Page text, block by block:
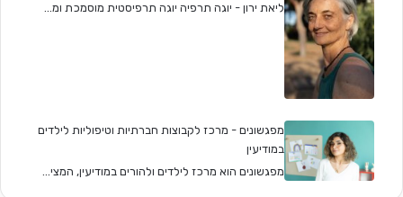
ליאת ירון - יוגה תרפיה יוגה תרפיסטית מוסמכת ומ...
מפגשונים - מרכז לקבוצות חברתיות וטיפוליות לילדים
במודיעין
מפגשונים הוא מרכז לילדים ולהורים במודיעין, המצי...